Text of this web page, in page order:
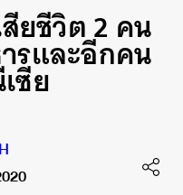
ยชีวิต 2 คน
รและอีกคน
ซีย